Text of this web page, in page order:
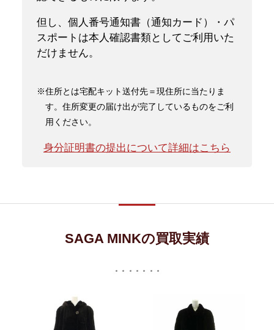
但し、個人番号通知書（通知カード）・パ
スポートは本人確認書類としてご利用いた
だけません。
※住所とは宅配キット送付先＝現住所に当たりま
す。住所変更の届け出が完了しているものをご利
用ください。
身分証明書の提出について詳細はこちら
SAGA MINKの買取実績